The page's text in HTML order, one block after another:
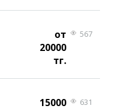
от
20000
тг.
567
15000
631